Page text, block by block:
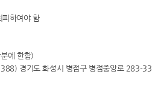
하여야 함
에 한함)
경기도 화성시 병점구 병점중앙로 283-33